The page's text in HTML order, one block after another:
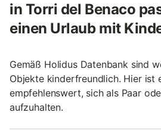
in Torri del Benaco
einen Urlaub mit
Gemäß Holidus Datenbank sind
Objekte kinderfreundlich. Hier ist
empfehlenswert, sich als Paar
aufzuhalten.